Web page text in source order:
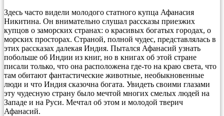
Здесь часто видели молодого статного купца Афанасия
Никитина. Он внимательно слушал рассказы приезжих
купцов о заморских странах: о красивых богатых городах, о
морских просторах. Страной, полной чудес, представлялась в
этих рассказах далекая Индия. Пытался Афанасий узнать
побольше об Индии из книг, но в книгах об этой стране
писали только, что она расположена где-то на краю света, что
там обитают фантастические животные, необыкновенные
люди и что Индия сказочна богата. Увидеть своими глазами
эту чудесную страну было мечтой многих смелых людей на
Западе и на Руси. Мечтал об этом и молодой тверич
Афанасий.